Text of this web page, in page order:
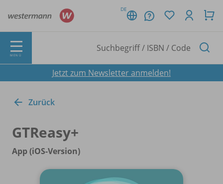
DE
MENÜ
Jetzt zum Newsletter anmelden!
Zurück
GTReasy+
App (iOS-Version)